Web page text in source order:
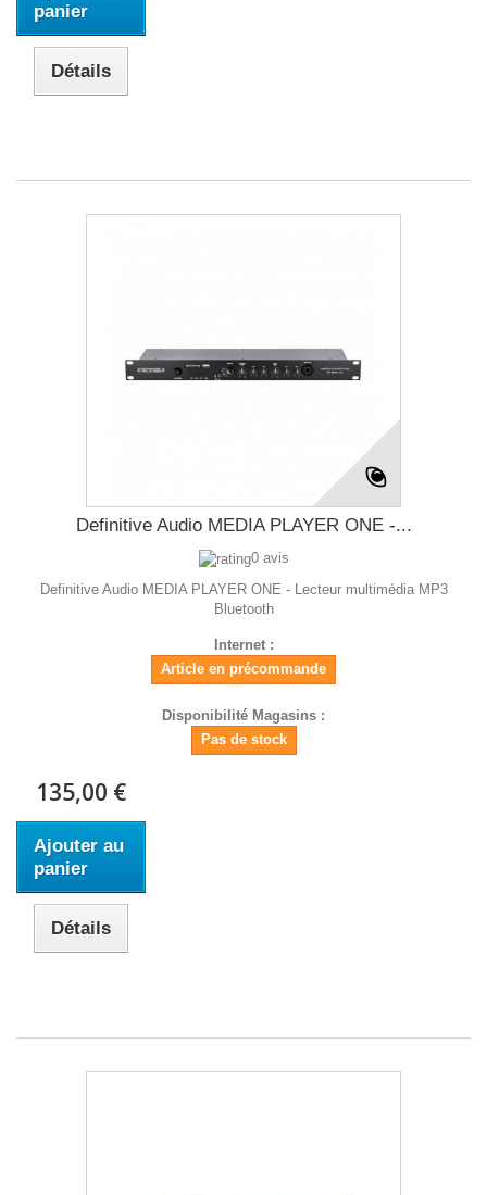
panier
Détails
Definitive Audio MEDIA PLAYER ONE -...
0 avis
Definitive Audio MEDIA PLAYER ONE - Lecteur multimédia MP3
Bluetooth
Internet :
Article en précommande
Disponibilité Magasins :
Pas de stock
135,00 €
Ajouter au
panier
Détails